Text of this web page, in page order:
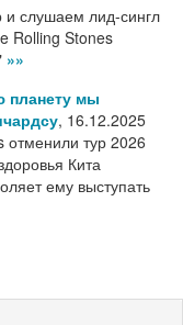
слушаем лид-сингл
Rolling Stones
»»
планету мы
, 16.12.2025
отменили тур 2026
Кита
ему выступать